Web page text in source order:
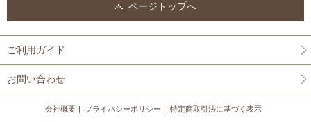
ページトップへ
ご利用ガイド
お問い合わせ
会社概要 プライバシーポリシー 特定商取引法に基づく表示